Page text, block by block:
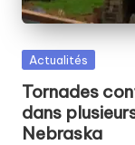
Posted
Actualités
Tornades
dans
Nebraska